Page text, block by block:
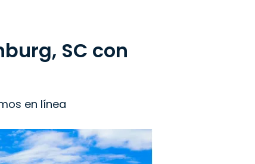
SC con
en línea